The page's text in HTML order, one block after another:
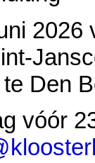
2026
Den
vóór